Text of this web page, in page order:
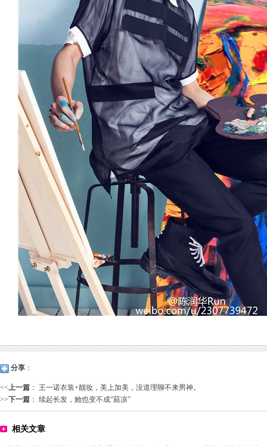
分享 ：
<<上一篇 ： 王一诺衣装+靓妆，美上加美，没道理聊不来男神。
>>下一篇 ： 续起长发，她也变不成“菇凉”
相关文章